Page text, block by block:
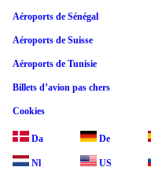
Aéroports de Sénégal
Aéroports de Suisse
Aéroports de Tunisie
Billets d’avion pas chers
Cookies
Da De
Nl US